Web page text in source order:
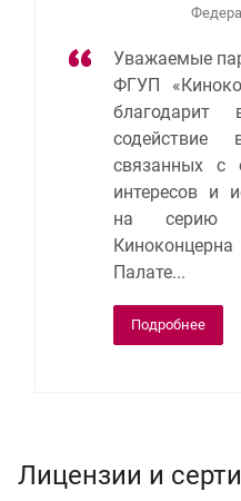
Уважаемые
ФГУП
благодарит
связанных с
интересов и
на серию
Палате...
Подробнее
Лицензии и